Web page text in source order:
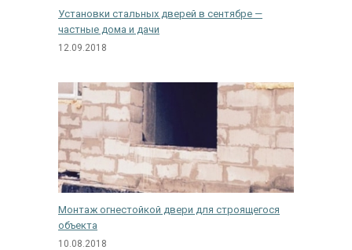
Установки стальных дверей в сентябре —
частные дома и дачи
12.09.2018
Монтаж огнестойкой двери для строящегося
объекта
10.08.2018